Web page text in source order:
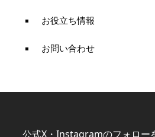
お役立ち情報
お問い合わせ
公式X・Instagramのフォロー